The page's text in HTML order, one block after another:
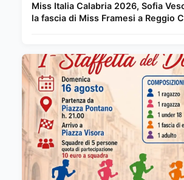
Miss Italia Calabria 2026, Sofia
la fascia di Miss Framesi a Reggio